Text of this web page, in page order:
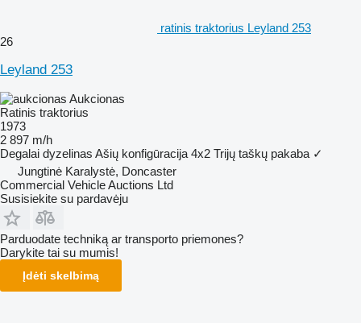
ratinis traktorius Leyland 253
26
Leyland 253
Aukcionas
Ratinis traktorius
1973
2 897 m/h
Degalai dyzelinas Ašių konfigūracija 4x2 Trijų taškų pakaba ✓
Jungtinė Karalystė, Doncaster
Commercial Vehicle Auctions Ltd
Susisiekite su pardavėju
Parduodate techniką ar transporto priemones?
Darykite tai su mumis!
Įdėti skelbimą